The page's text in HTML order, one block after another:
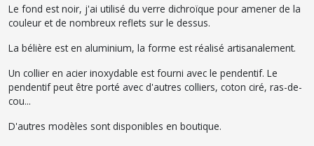
Le fond est noir, j'ai utilisé du verre dichroïque pour amener de la
couleur et de nombreux reflets sur le dessus.
La bélière est en aluminium, la forme est réalisé artisanalement.
Un collier en acier inoxydable est fourni avec le pendentif. Le
pendentif peut être porté avec d'autres colliers, coton ciré, ras-de-
cou...
D'autres modèles sont disponibles en boutique.